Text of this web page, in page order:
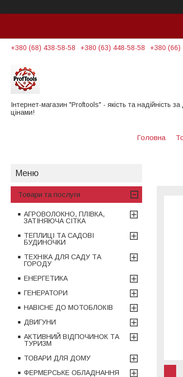
+380 (68) 438-58-58 +380 (63) 448-58-58 +380 (66)
Інтернет-магазин "Proftools" - якість та надійність
цінами!
Головна
Товари та послуги
АГРОВОЛОКНО, ПЛІВКА,
ЗАТІНЯЮЧА СІТКА
ТЕПЛИЦІ ТА САДОВІ
БУДИНОЧКИ
ТЕХНІКА ДЛЯ САДУ ТА
ГОРОДУ
ЕНЕРГЕТИКА
ГЕНЕРАТОРИ
НАВІСНЕ ДО МОТОБЛОКІВ
ДВИГУНИ
АКТИВНИЙ ВІДПОЧИНОК ТА
ТУРИЗМ
ТОВАРИ ДЛЯ ДОМУ
ФЕРМЕРСЬКЕ ОБЛАДНАННЯ